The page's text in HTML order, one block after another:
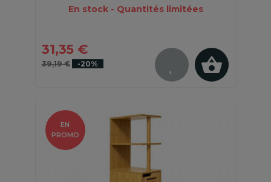
En stock - Quantités limitées
31,35 €
39,19 € -20%
EN
PROMO